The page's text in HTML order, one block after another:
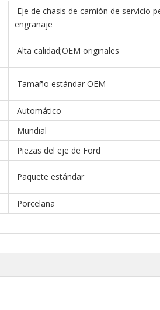
Eje de chasis de camión de servicio
engranaje
Alta calidad;OEM originales
Tamaño estándar OEM
Automático
Mundial
Piezas del eje de Ford
Paquete estándar
Porcelana